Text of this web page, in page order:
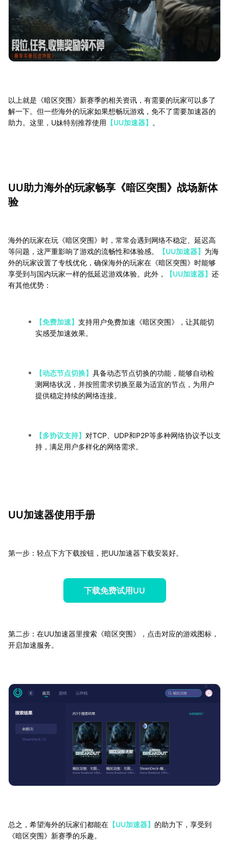
以上就是《暗区突围》新赛季的相关资讯，有需要的玩家可以多了
解一下。但一些海外的玩家如果想畅玩游戏，免不了需要加速器的
助力。这里，U妹特别推荐使用 【UU加速器】 。
UU助力海外的玩家畅享《暗区突围》战场新体
验
海外的玩家在玩《暗区突围》时，常常会遇到网络不稳定、延迟高
等问题，这严重影响了游戏的流畅性和体验感。
【UU加速器】 为海
外的玩家设置了专线优化，确保海外的玩家在《暗区突围》时能够
享受到与国内玩家一样的低延迟游戏体验。此外，
【UU加速器】 还
有其他优势：
【免费加速】 支持用户免费加速《暗区突围》，让其能切
实感受加速效果。
【动态节点切换】 具备动态节点切换的功能，能够自动检
测网络状况，并按照需求切换至最为适宜的节点，为用户
提供稳定持续的网络连接。
【多协议支持】 对TCP、UDP和P2P等多种网络协议予以支
持，满足用户多样化的网络需求。
UU加速器使用手册
第一步：轻点下方下载按钮，把UU加速器下载安装好。
下载免费试用UU
第二步：在UU加速器里搜索《暗区突围》，点击对应的游戏图标，
开启加速服务。
总之，希望海外的玩家们都能在 【UU加速器】 的助力下，享受到
《暗区突围》新赛季的乐趣。